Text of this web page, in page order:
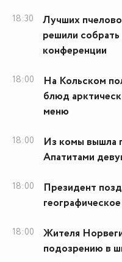
18:30
Лучших
решили
конференции
18:00
На Кольском
блюд
меню
18:00
Из комы вышла
Апатитами
18:00
Президент
18:00
Жителя
подозрению в